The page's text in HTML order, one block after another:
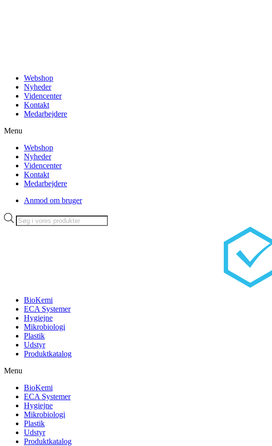
Webshop
Nyheder
Videncenter
Kontakt
Medarbejdere
Menu
Webshop
Nyheder
Videncenter
Kontakt
Medarbejdere
Anmod om bruger
Products
search
BioKemi
ECA Systemer
Hygiejne
Mikrobiologi
Plastik
Udstyr
Produktkatalog
Menu
BioKemi
ECA Systemer
Hygiejne
Mikrobiologi
Plastik
Udstyr
Produktkatalog